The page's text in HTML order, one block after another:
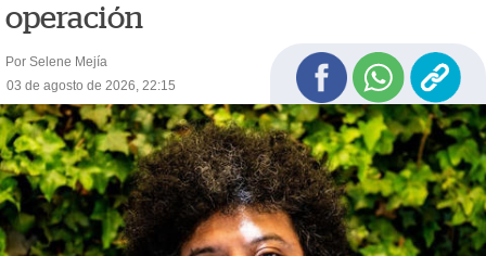
operación
Por Selene Mejía
03 de agosto de 2026, 22:15